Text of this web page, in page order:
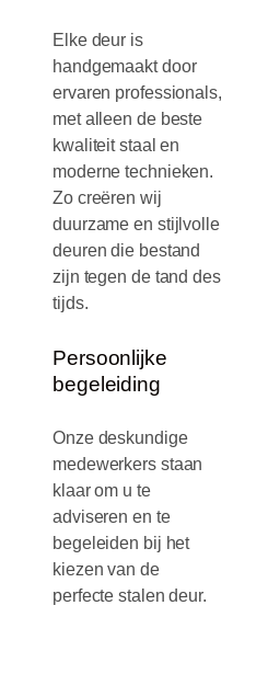
Elke deur is
handgemaakt door
ervaren professionals,
met alleen de beste
kwaliteit staal en
moderne technieken.
Zo creëren wij
duurzame en stijlvolle
deuren die bestand
zijn tegen de tand des
tijds.
Persoonlijke
begeleiding
Onze deskundige
medewerkers staan
klaar om u te
adviseren en te
begeleiden bij het
kiezen van de
perfecte stalen deur.